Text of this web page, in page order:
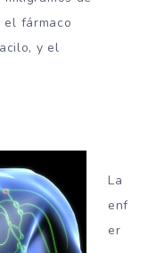
el fármaco
y el
La
enf
er